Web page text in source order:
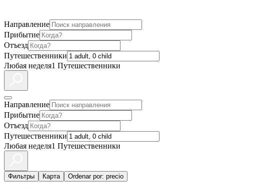
Направление
Прибытие
Отъезд
Путешественники
Любая неделя1 Путешественники
Направление
Прибытие
Отъезд
Путешественники
Любая неделя1 Путешественники
Фильтры Карта Ordenar por: precio